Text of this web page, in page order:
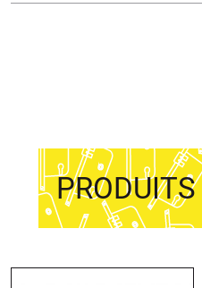
PRODUITS